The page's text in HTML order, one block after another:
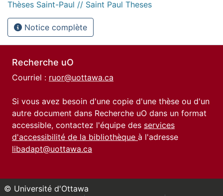
Thèses Saint-Paul // Saint Paul Theses
Notice complète
Recherche uO
Courriel : ruor@uottawa.ca
Si vous avez besoin d'une copie d'une thèse ou d'un
autre document dans Recherche uO dans un format
accessible, contactez l'équipe des services
d'accessibilité de la bibliothèque à l'adresse
libadapt@uottawa.ca
© Université d'Ottawa